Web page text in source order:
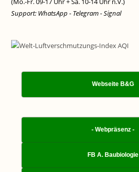
Support: WhatsApp - Telegram - Signal
Webseite B&G
- Webpräsenz -
FB A. Baubiologie